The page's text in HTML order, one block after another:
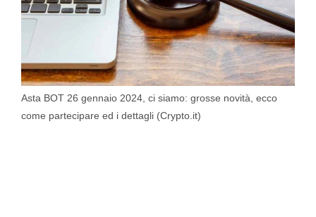
Asta BOT 26 gennaio 2024, ci siamo: grosse novità, ecco
come partecipare ed i dettagli (Crypto.it)